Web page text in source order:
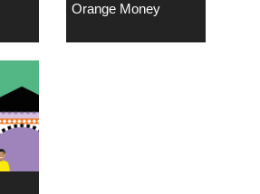
Orange Money